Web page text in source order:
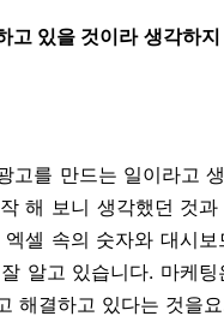
고 있을 것이라 생각하지
고를 만드는 일이라고
해 보니 생각했던 것과
셀 속의 숫자와 대시보
알고 있습니다. 마케팅
해결하고 있다는 것을